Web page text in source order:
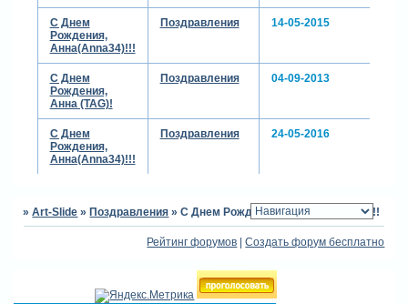
С Днем
Рождения,
Анна(Anna34)!!!
Поздравления 14-05-2015
С Днем
Рождения,
Анна (TAG)!
Поздравления 04-09-2013
С Днем
Рождения,
Анна(Anna34)!!!
Поздравления 24-05-2016
»Art-Slide » Поздравления »С Днем Рождения, Анна (Анютося)!!!
Рейтинг форумов |Создать форум бесплатно